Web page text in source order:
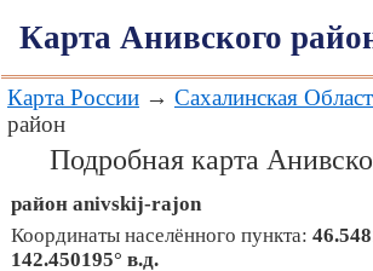
Карта Анивского
Карта России → Сахалинская
район
Подробная карта
район anivskij-rajon
Координаты населённого пункта:
142.450195° в.д.